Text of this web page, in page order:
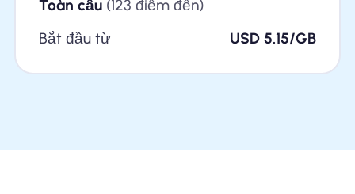
Toàn cầu(123 điểm đến)
Bắt đầu từ
USD 5.15/GB